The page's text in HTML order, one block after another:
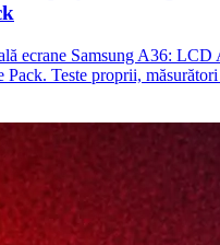
ecrane Samsung A36:
Pack. Teste proprii,